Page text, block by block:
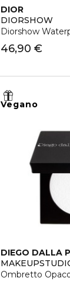
DIOR
DIORSHOW
Diorshow
46,90 €
Vegano
DIEGO DALLA
Ombretto